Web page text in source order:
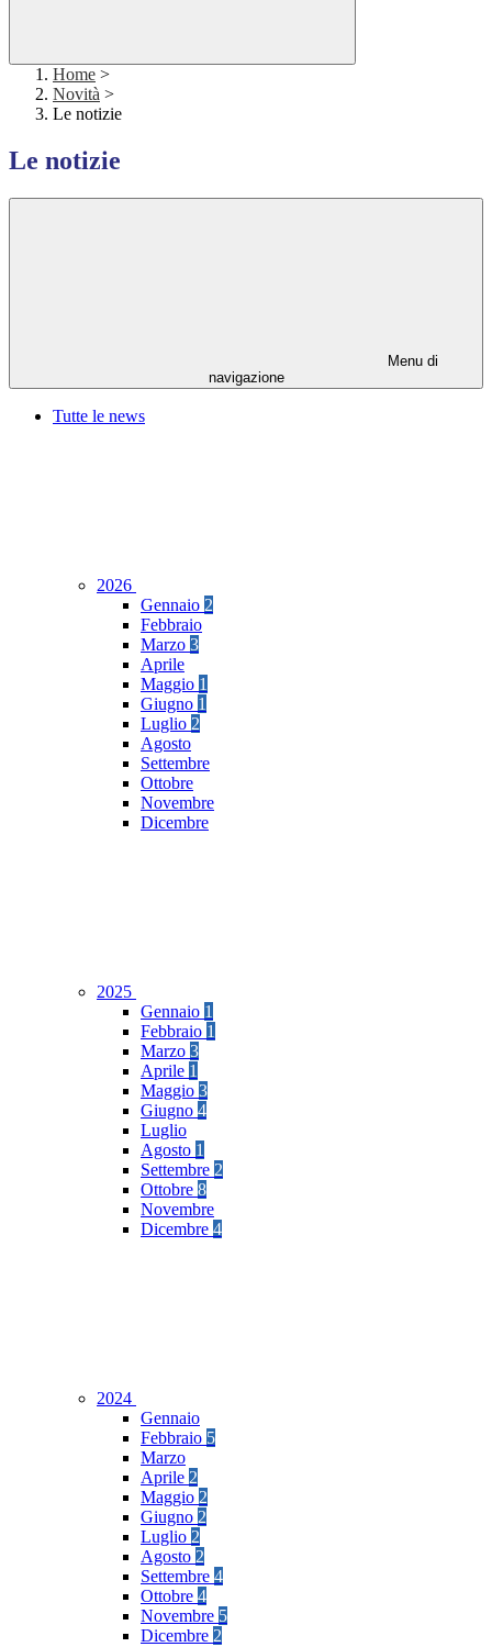
Home >
Novità >
Le notizie
Le notizie
Menu di
navigazione
Tutte le news
2026
Gennaio 2
Febbraio
Marzo 3
Aprile
Maggio 1
Giugno 1
Luglio 2
Agosto
Settembre
Ottobre
Novembre
Dicembre
2025
Gennaio 1
Febbraio 1
Marzo 3
Aprile 1
Maggio 3
Giugno 4
Luglio
Agosto 1
Settembre 2
Ottobre 8
Novembre
Dicembre 4
2024
Gennaio
Febbraio 5
Marzo
Aprile 2
Maggio 2
Giugno 2
Luglio 2
Agosto 2
Settembre 4
Ottobre 4
Novembre 5
Dicembre 2